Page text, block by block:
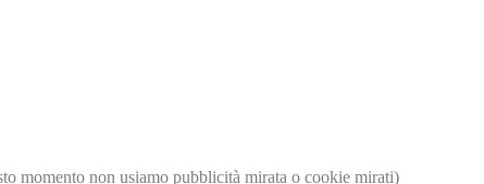
momento non usiamo pubblicità mirata o cookie mirati)